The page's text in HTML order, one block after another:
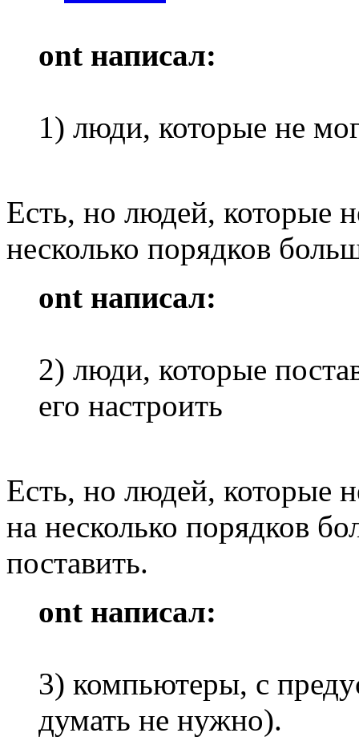
ont написал:
1) люди, которые не
Есть, но людей, которые
несколько порядков
ont написал:
2) люди, которые
его настроить
Есть, но людей, которые
на несколько порядков
поставить.
ont написал:
3) компьютеры, с
думать не нужно).